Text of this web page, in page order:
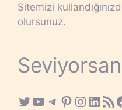
Sitemizi
olursunuz.
Twitter
YouTube
Telegram
Pinterest
RSS